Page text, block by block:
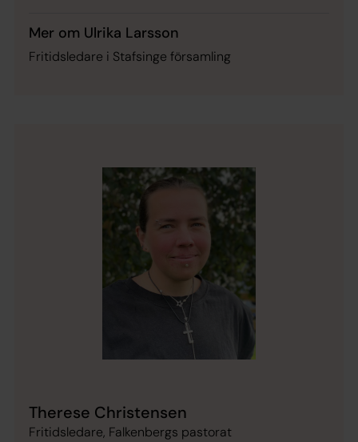
Mer om Ulrika Larsson
Fritidsledare i Stafsinge församling
Therese Christensen
Fritidsledare, Falkenbergs pastorat